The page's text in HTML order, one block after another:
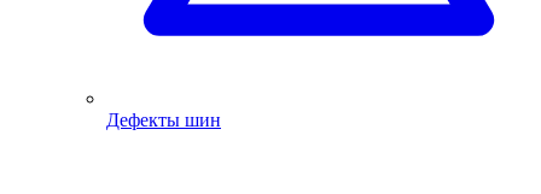
Дефекты шин